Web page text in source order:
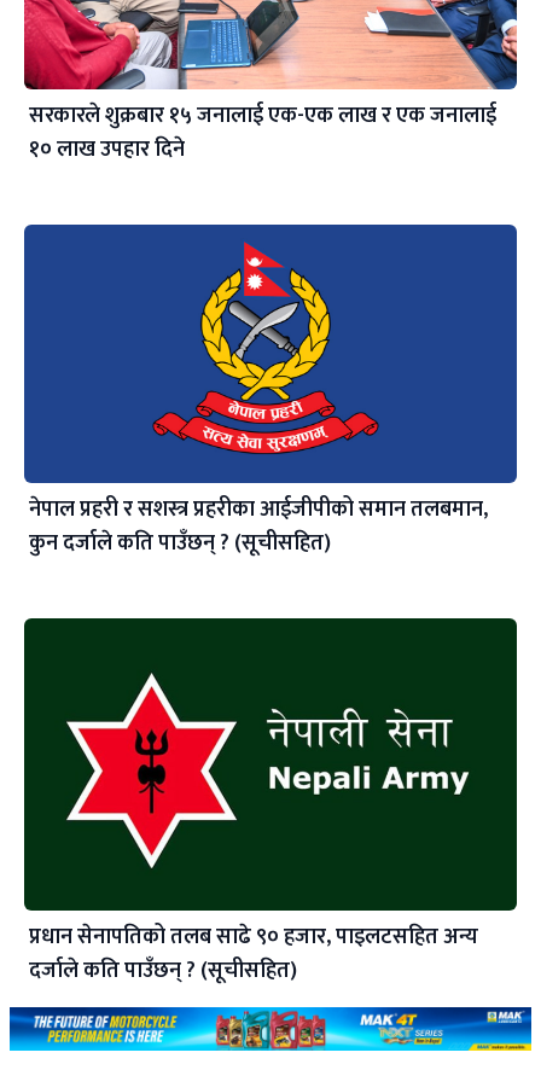
सरकारले शुक्रबार १५ जनालाई एक-एक लाख र एक जनालाई
१० लाख उपहार दिने
नेपाल प्रहरी र सशस्त्र प्रहरीका आईजीपीको समान तलबमान,
कुन दर्जाले कति पाउँछन् ? (सूचीसहित)
प्रधान सेनापतिको तलब साढे ९० हजार, पाइलटसहित अन्य
दर्जाले कति पाउँछन् ? (सूचीसहित)